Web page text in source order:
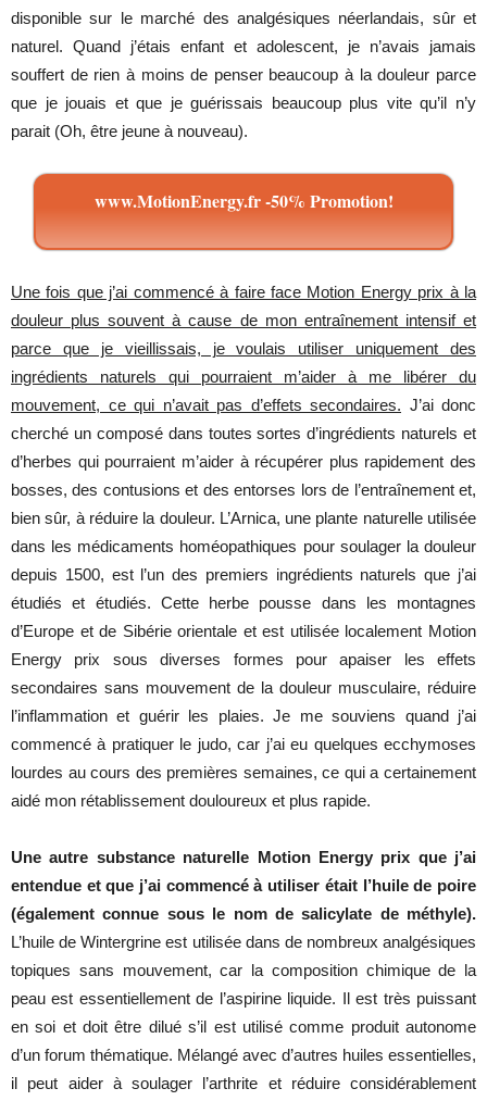
disponible sur le marché des analgésiques néerlandais, sûr et
naturel. Quand j’étais enfant et adolescent, je n’avais jamais
souffert de rien à moins de penser beaucoup à la douleur parce
que je jouais et que je guérissais beaucoup plus vite qu’il n’y
parait (Oh, être jeune à nouveau).
www.MotionEnergy.fr -50% Promotion!
Une fois que j’ai commencé à faire face Motion Energy prix à la
douleur plus souvent à cause de mon entraînement intensif et
parce que je vieillissais, je voulais utiliser uniquement des
ingrédients naturels qui pourraient m’aider à me libérer du
mouvement, ce qui n’avait pas d’effets secondaires. J’ai donc
cherché un composé dans toutes sortes d’ingrédients naturels et
d’herbes qui pourraient m’aider à récupérer plus rapidement des
bosses, des contusions et des entorses lors de l’entraînement et,
bien sûr, à réduire la douleur. L’Arnica, une plante naturelle utilisée
dans les médicaments homéopathiques pour soulager la douleur
depuis 1500, est l’un des premiers ingrédients naturels que j’ai
étudiés et étudiés. Cette herbe pousse dans les montagnes
d’Europe et de Sibérie orientale et est utilisée localement Motion
Energy prix sous diverses formes pour apaiser les effets
secondaires sans mouvement de la douleur musculaire, réduire
l’inflammation et guérir les plaies. Je me souviens quand j’ai
commencé à pratiquer le judo, car j’ai eu quelques ecchymoses
lourdes au cours des premières semaines, ce qui a certainement
aidé mon rétablissement douloureux et plus rapide.
Une autre substance naturelle Motion Energy prix que j’ai
entendue et que j’ai commencé à utiliser était l’huile de poire
(également connue sous le nom de salicylate de méthyle).
L’huile de Wintergrine est utilisée dans de nombreux analgésiques
topiques sans mouvement, car la composition chimique de la
peau est essentiellement de l’aspirine liquide. Il est très puissant
en soi et doit être dilué s’il est utilisé comme produit autonome
d’un forum thématique. Mélangé avec d’autres huiles essentielles,
il peut aider à soulager l’arthrite et réduire considérablement